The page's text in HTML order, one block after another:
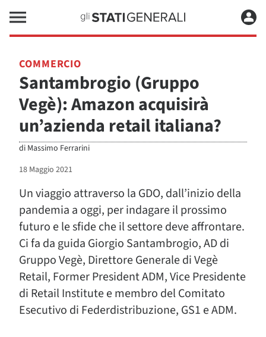
COMMERCIO
Santambrogio (Gruppo
Vegè): Amazon acquisirà
un’azienda retail italiana?
di Massimo Ferrarini
18 Maggio 2021
Un viaggio attraverso la GDO, dall’inizio della
pandemia a oggi, per indagare il prossimo
futuro e le sfide che il settore deve affrontare.
Ci fa da guida Giorgio Santambrogio, AD di
Gruppo Vegè, Direttore Generale di Vegè
Retail, Former President ADM, Vice Presidente
di Retail Institute e membro del Comitato
Esecutivo di Federdistribuzione, GS1 e ADM.